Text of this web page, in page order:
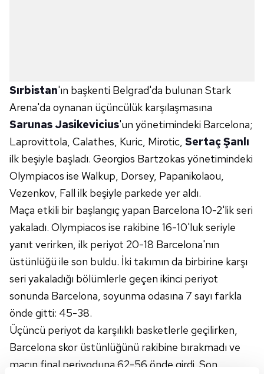
Sırbistan'ın başkenti Belgrad'da bulunan Stark
Arena'da oynanan üçüncülük karşılaşmasına
Sarunas Jasikevicius'un yönetimindeki Barcelona;
Laprovittola, Calathes, Kuric, Mirotic, Sertaç Şanlı
ilk beşiyle başladı. Georgios Bartzokas yönetimindeki
Olympiacos ise Walkup, Dorsey, Papanikolaou,
Vezenkov, Fall ilk beşiyle parkede yer aldı.
Maça etkili bir başlangıç yapan Barcelona 10-2'lik seri
yakaladı. Olympiacos ise rakibine 16-10'luk seriyle
yanıt verirken, ilk periyot 20-18 Barcelona'nın
üstünlüğü ile son buldu. İki takımın da birbirine karşı
seri yakaladığı bölümlerle geçen ikinci periyot
sonunda Barcelona, soyunma odasına 7 sayı farkla
önde gitti: 45-38.
Üçüncü periyot da karşılıklı basketlerle geçilirken,
Barcelona skor üstünlüğünü rakibine bırakmadı ve
maçın final periyoduna 62-56 önde girdi. Son